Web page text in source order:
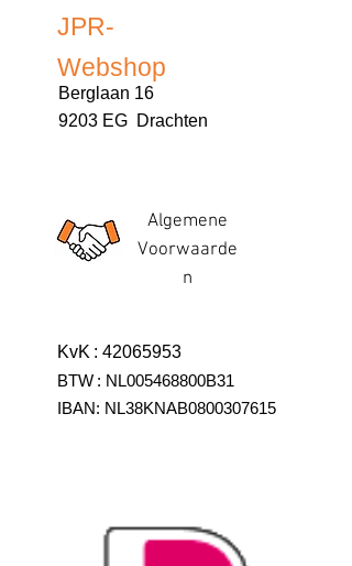
JPR-
Webshop
Berglaan 16
9203 EG Drachten
Algemene
Voorwaarde
n
KvK : 42065953
BTW : NL005468800B31
IBAN: NL38KNAB0800307615